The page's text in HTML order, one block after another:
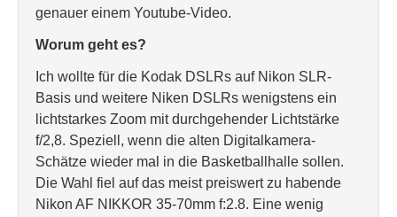
genauer einem Youtube-Video.
Worum geht es?
Ich wollte für die Kodak DSLRs auf Nikon SLR-
Basis und weitere Niken DSLRs wenigstens ein
lichtstarkes Zoom mit durchgehender Lichtstärke
f/2,8. Speziell, wenn die alten Digitalkamera-
Schätze wieder mal in die Basketballhalle sollen.
Die Wahl fiel auf das meist preiswert zu habende
Nikon AF NIKKOR 35-70mm f:2.8. Eine wenig